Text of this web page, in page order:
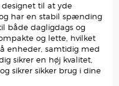
til at yde
har en stabil spænding
både dagligdags og
og lette, hvilket
enheder, samtidig med
sikrer en høj kvalitet,
sikrer sikker brug i dine